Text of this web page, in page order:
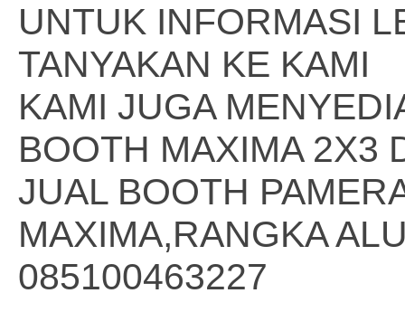
UNTUK INFORMASI
TANYAKAN KE KAMI
KAMI JUGA
BOOTH MAXIMA 2X3
JUAL BOOTH
MAXIMA,RANGKA
085100463227